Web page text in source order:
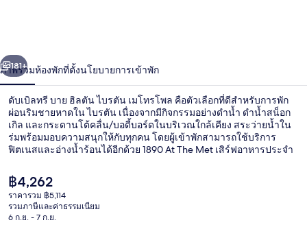
ตัน
ไบร
ตัน
เม
โทร
โพล
า
ถัดไป
181+
ภาพรวมห้องพักที่ตั้งนโยบายการเข้าพัก
ดับเบิลทรี บาย ฮิลตัน ไบรตัน เมโทรโพล คือตัวเลือกที่ดีสำหรับการพัก
ผ่อนริมชายหาดใน ไบรตัน เนื่องจากมีกิจกรรมอย่างดำน้ำ ดำน้ำสน็อก
เกิล และกระดานโต้คลื่น/บอดี้บอร์ดในบริเวณใกล้เคียง สระว่ายน้ำใน
ร่มพร้อมมอบความสนุกให้กับทุกคน โดยผู้เข้าพักสามารถใช้บริการ
ฟิตเนสและอ่างน้ำร้อนได้อีกด้วย 1890 At The Met เสิร์ฟอาหารประจำ
แห่งนี้ยังให้บริการบาร์/เลานจ์ ซาวน่า และห้องอบไอน้ำ นักเดินทางล้วน
แล้วแต่ประทับใจพนักงานและอาหารเช้า
ราคา
ปัจจุบัน
฿4,262
฿4,262
ราคารวม ฿5,114
รวมภาษีและค่าธรรมเนียม
6 ก.ย. - 7 ก.ย.